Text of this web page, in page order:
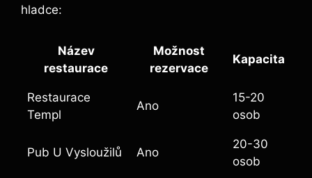
hladce:
Název
restaurace
Možnost
rezervace
Kapacita
Restaurace
Templ
Ano
15-20
osob
Pub U Vysloužilů Ano
20-30
osob